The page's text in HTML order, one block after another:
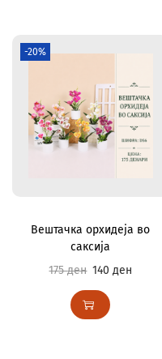
-20%
Вештачка орхидеја во
саксија
175ден 140ден